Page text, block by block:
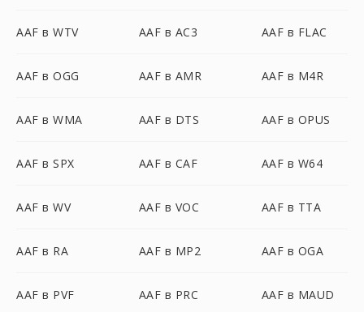
AAF в WTV AAF в AC3 AAF в FLAC
AAF в OGG AAF в AMR AAF в M4R
AAF в WMA AAF в DTS AAF в OPUS
AAF в SPX AAF в CAF AAF в W64
AAF в WV AAF в VOC AAF в TTA
AAF в RA AAF в MP2 AAF в OGA
AAF в PVF AAF в PRC AAF в MAUD